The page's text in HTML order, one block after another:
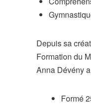
Depuis sa
Formation du
Anna Dévény
Formé